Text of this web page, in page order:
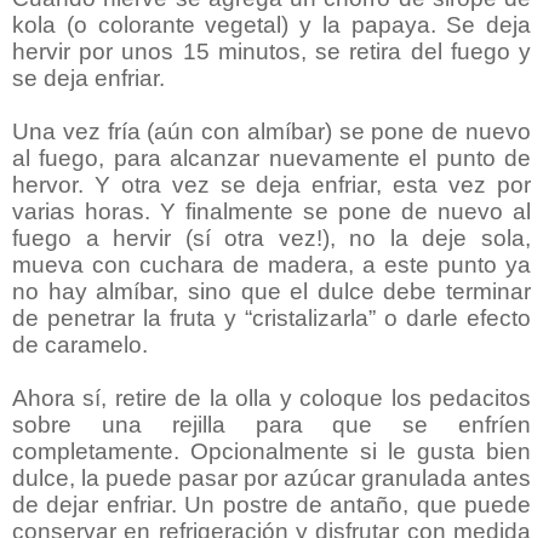
kola (o colorante vegetal) y la papaya. Se deja
hervir por unos 15 minutos, se retira del fuego y
se deja enfriar.
Una vez fría (aún con almíbar) se pone de nuevo
al fuego, para alcanzar nuevamente el punto de
hervor. Y otra vez se deja enfriar, esta vez por
varias horas. Y finalmente se pone de nuevo al
fuego a hervir (sí otra vez!), no la deje sola,
mueva con cuchara de madera, a este punto ya
no hay almíbar, sino que el dulce debe terminar
de penetrar la fruta y “cristalizarla” o darle efecto
de caramelo.
Ahora sí, retire de la olla y coloque los pedacitos
sobre una rejilla para que se enfríen
completamente. Opcionalmente si le gusta bien
dulce, la puede pasar por azúcar granulada antes
de dejar enfriar. Un postre de antaño, que puede
conservar en refrigeración y disfrutar con medida